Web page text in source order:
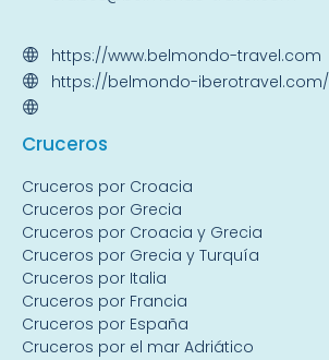
https://www.belmondo-travel.com
https://belmondo-iberotravel.com/
Cruceros
Cruceros por Croacia
Cruceros por Grecia
Cruceros por Croacia y Grecia
Cruceros por Grecia y Turquía
Cruceros por Italia
Cruceros por Francia
Cruceros por España
Cruceros por el mar Adriático